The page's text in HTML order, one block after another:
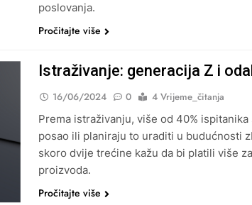
poslovanja.
Pročitajte više
Istraživanje: generacija Z i
16/06/2024 0
4 Vrijeme_čitanja
Prema istraživanju, više od 40%
posao ili planiraju to uraditi u budućnosti
skoro dvije trećine kažu da bi platili više
proizvoda.
Pročitajte više